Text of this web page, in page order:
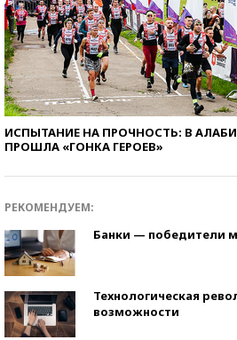
ИСПЫТАНИЕ НА ПРОЧНОСТЬ: В
ПРОШЛА «ГОНКА ГЕРОЕВ»
РЕКОМЕНДУЕМ:
Банки — победители
Технологическая
возможности